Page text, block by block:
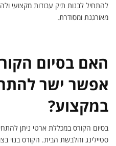
להתחיל לבנות תיק עבודות מקצועי
מאורגנת ומסודרת.
האם בסיום
אפשר ישר
במקצוע?
בסיום הקורס במכללת ארטי ניתן
סטיילינג והלבשת הבית. הקורס בנוי